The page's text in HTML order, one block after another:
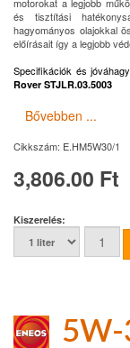
és tisztítási
hagyományos olajokkal
előírásait így a legjobb
Specifikációk és
Rover STJLR.03.5003
Bővebben ...
Cikkszám: E.HM5W30/1
3,806.00 Ft
Kiszerelés:
5W-